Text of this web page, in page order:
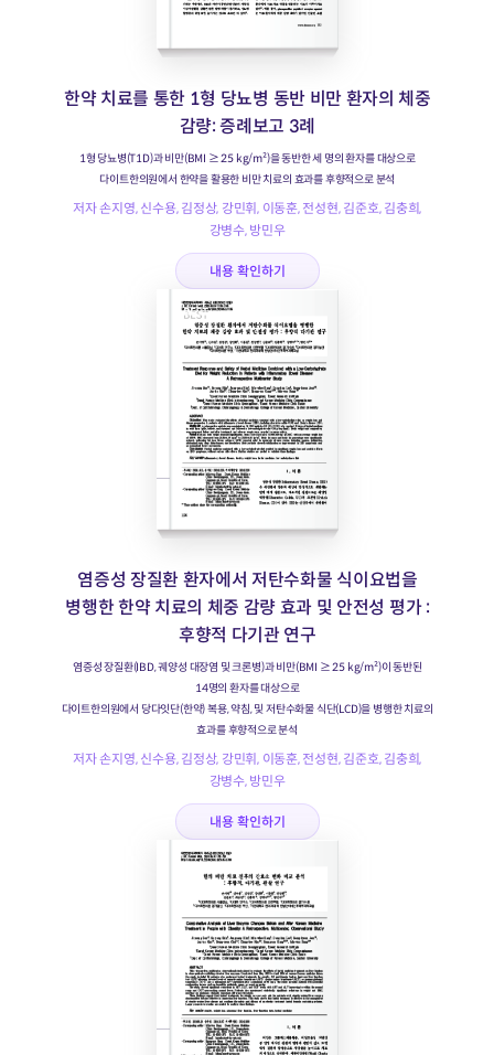
한약 치료를 통한 1형 당뇨병 동반 비만 환자의 체중
감량: 증례보고 3례
1형 당뇨병(T1D)과 비만(BMI ≥ 25 kg/m²)을 동반한 세 명의 환자를 대상으로
다이트한의원에서 한약을 활용한 비만 치료의 효과를 후향적으로 분석
저자 손지영, 신수용, 김정상, 강민휘, 이동훈, 전성현, 김준호, 김충희,
강병수, 방민우
내용 확인하기
염증성 장질환 환자에서 저탄수화물 식이요법을
병행한 한약 치료의 체중 감량 효과 및 안전성 평가 :
후향적 다기관 연구
염증성 장질환(IBD, 궤양성 대장염 및 크론병)과 비만(BMI ≥ 25 kg/m²)이 동반된
14명의 환자를 대상으로
다이트한의원에서 당다잇단(한약) 복용, 약침, 및 저탄수화물 식단(LCD)을 병행한 치료의
효과를 후향적으로 분석
저자 손지영, 신수용, 김정상, 강민휘, 이동훈, 전성현, 김준호, 김충희,
강병수, 방민우
내용 확인하기